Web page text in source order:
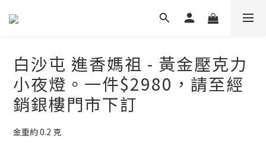
白沙屯 進香媽祖 - 黃金壓克力
小夜燈。一件$2980，請至經
銷銀樓門市下訂
金重約 0.2 克